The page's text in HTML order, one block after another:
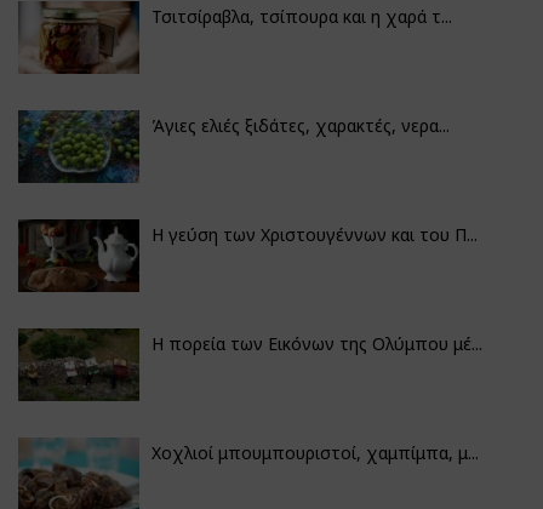
Τσιτσίραβλα, τσίπουρα και η χαρά τ...
Άγιες ελιές ξιδάτες, χαρακτές, νερα...
Η γεύση των Χριστουγέννων και του Π...
Η πορεία των Εικόνων της Ολύμπου μέ...
Χοχλιοί μπουμπουριστοί, χαμπίμπα, μ...